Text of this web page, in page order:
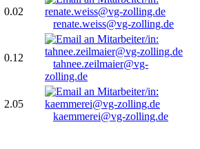
0.02
renate.weiss@vg-zolling.de
0.12
tahnee.zeilmaier@vg-
zolling.de
2.05
kaemmerei@vg-zolling.de